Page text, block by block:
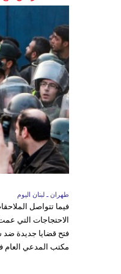
طهران ـ لبنان اليوم
فيما تتواصل
الاحتجاجات التي عمت
فتح قضايا جديدة
مكتب المدعي العام